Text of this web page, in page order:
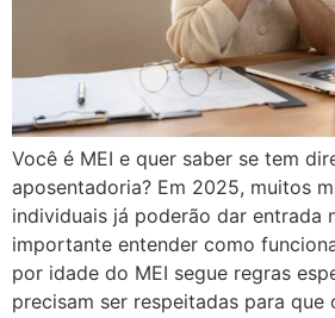
Você é MEI e quer saber se tem
aposentadoria? Em 2025, muitos
individuais já poderão dar entrada
importante entender como
por idade do MEI segue regras
precisam ser respeitadas para que